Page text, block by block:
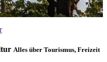
Alles über Tourismus, Freizeit